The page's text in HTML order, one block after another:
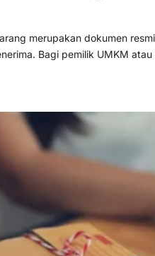
merupakan dokumen
Bagi pemilik UMKM